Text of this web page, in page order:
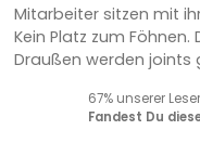
Mitarbeiter sitzen mit
Kein Platz zum Föhnen.
Draußen werden joints
67% unserer
Fandest Du